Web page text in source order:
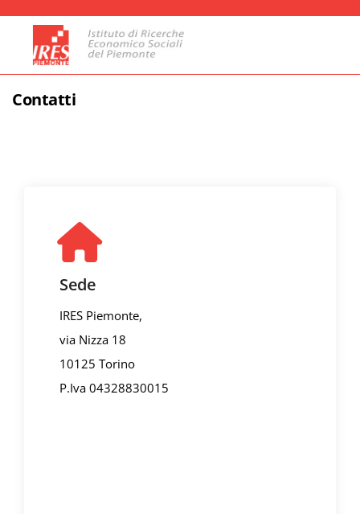
Contatti
Sede
IRES Piemonte,
via Nizza 18
10125 Torino
P.Iva 04328830015